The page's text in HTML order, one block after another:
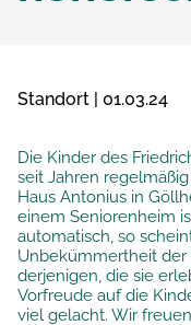
Standort | 01.03.24
Die Kinder des
seit Jahren
Haus Antonius in
einem Seniorenheim
automatisch, so
Unbekümmertheit der
derjenigen, die sie
Vorfreude auf die
viel gelacht. Wir